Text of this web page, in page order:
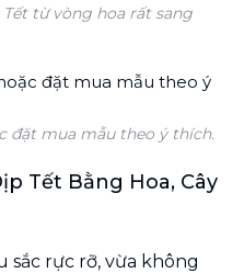
từ vòng hoa rất sang
đặt mua mẫu theo ý thích.
Tết Bằng Hoa, Cây
sắc rực rỡ, vừa không